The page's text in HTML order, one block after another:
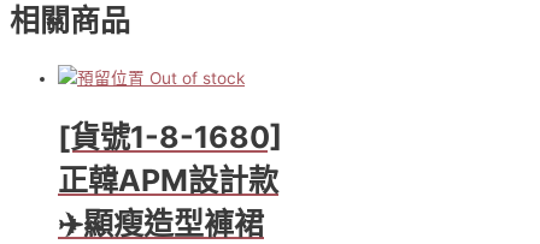
相關商品
Out of stock
[貨號1-8-1680]
正韓APM設計款
✈️顯瘦造型褲裙